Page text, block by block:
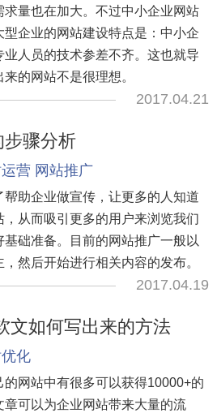
量也在加大。不过中小企业网站
企业的网站建设特点是：中小企
人员的技术参差不齐。这也就导
的网站不是很理想。
2017.04.21
骤分析
营 网站推广
助企业做宣传，让更多的人知道
从而吸引更多的用户来浏览我们
础准备。目前的网站推广一般以
然后开始进行相关内容的发布。
2017.04.19
文如何写出来的方法
化
网站中有很多可以获得10000+的
可以为企业网站带来大量的流